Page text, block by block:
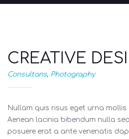
CREATIVE
Consultans, Photography
Nullam quis risus eget urna mollis
Aenean lacinia bibendum nulla
posuere erat a ante venenatis